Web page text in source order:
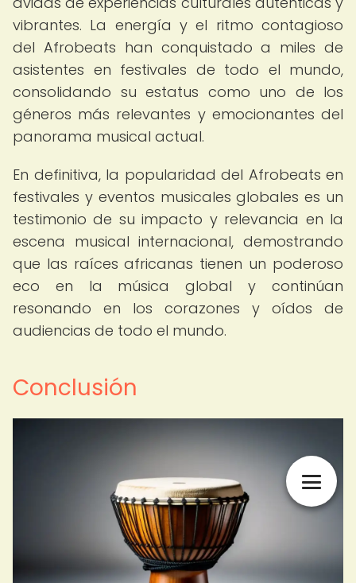
vibrantes. La energía y el ritmo contagioso
del Afrobeats han conquistado a miles de
asistentes en festivales de todo el mundo,
consolidando su estatus como uno de los
géneros más relevantes y emocionantes del
panorama musical actual.
En definitiva, la popularidad del Afrobeats en
festivales y eventos musicales globales es un
testimonio de su impacto y relevancia en la
escena musical internacional, demostrando
que las raíces africanas tienen un poderoso
eco en la música global y continúan
resonando en los corazones y oídos de
audiencias de todo el mundo.
Conclusión